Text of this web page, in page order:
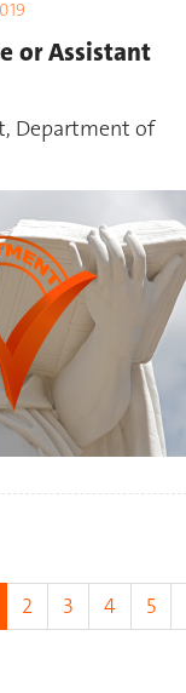
or Assistant
Department of
(current)
2 3 4 5